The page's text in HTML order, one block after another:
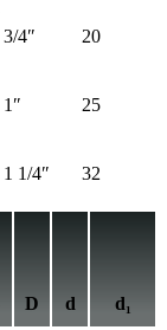
3/4″ 20
1″ 25
1 1/4″ 32
D d d₁